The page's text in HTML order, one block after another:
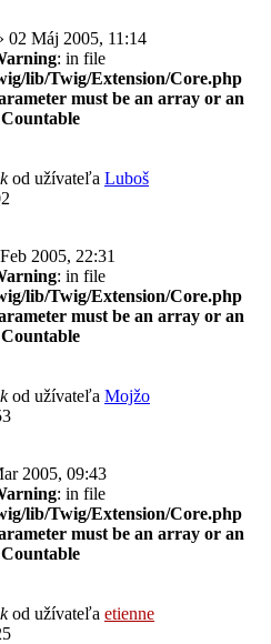
02 Máj 2005, 11:14
: in file
lib/Twig/Extension/Core.php
must be an array or an
od užívateľa Luboš
2005, 22:31
: in file
lib/Twig/Extension/Core.php
must be an array or an
od užívateľa Mojžo
2005, 09:43
: in file
lib/Twig/Extension/Core.php
must be an array or an
od užívateľa etienne